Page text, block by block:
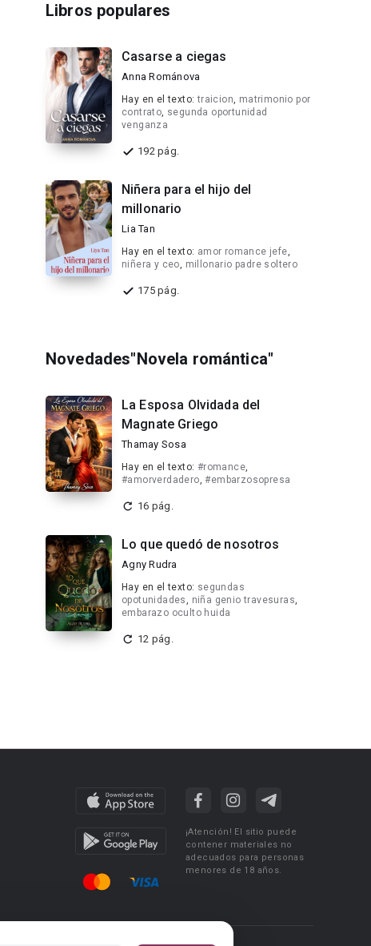
Libros populares
Casarse a ciegas
Anna Románova
Hay en el texto:traicion, matrimonio por
contrato, segunda oportunidad
venganza
192 pág.
Niñera para el hijo del
millonario
Lia Tan
Hay en el texto: amor romance jefe,
niñera y ceo, millonario padre soltero
175 pág.
Novedades"Novela romántica"
La Esposa Olvidada del
Magnate Griego
Thamay Sosa
Hay en el texto: #romance,
#amorverdadero,#embarzosopresa
16 pág.
Lo que quedó de nosotros
Agny Rudra
Hay en el texto: segundas
opotunidades, niña genio travesuras,
embarazo oculto huida
12 pág.
¡Atención! El sitio puede
contener materiales no
adecuados para personas
menores de 18 años.